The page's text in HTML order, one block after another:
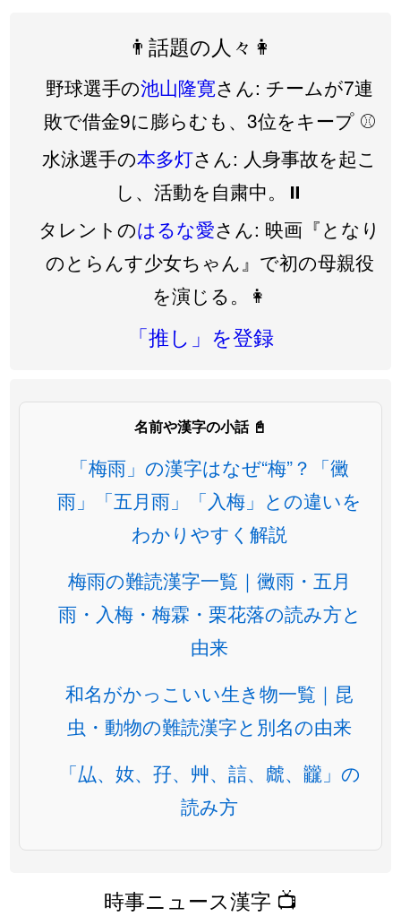
👨話題の人々👩
野球選手の池山隆寛さん: チームが7連
敗で借金9に膨らむも、3位をキープ ⚾️
水泳選手の本多灯さん: 人身事故を起こ
し、活動を自粛中。⏸️
タレントのはるな愛さん: 映画『となり
のとらんす少女ちゃん』で初の母親役
を演じる。👩
「推し」を登録
名前や漢字の小話 📓
「梅雨」の漢字はなぜ“梅”？「黴
雨」「五月雨」「入梅」との違いを
わかりやすく解説
梅雨の難読漢字一覧｜黴雨・五月
雨・入梅・梅霖・栗花落の読み方と
由来
和名がかっこいい生き物一覧｜昆
虫・動物の難読漢字と別名の由来
「厸、奻、孖、艸、誩、虤、龖」の
読み方
時事ニュース漢字 📺